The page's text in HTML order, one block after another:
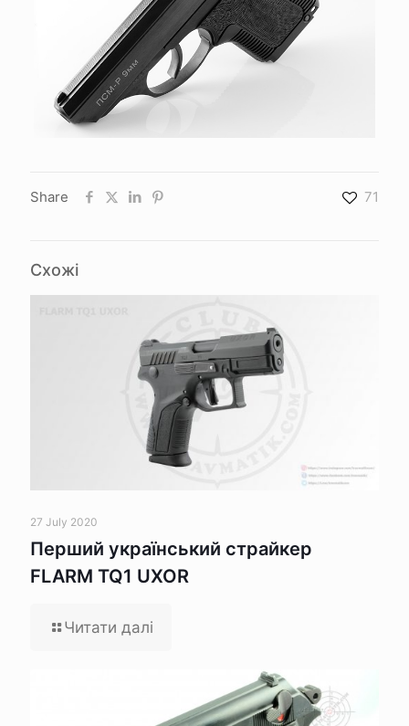
Share 71
Схожі
27 July 2020
Перший український страйкер
FLARM TQ1 UXOR
Читати далі